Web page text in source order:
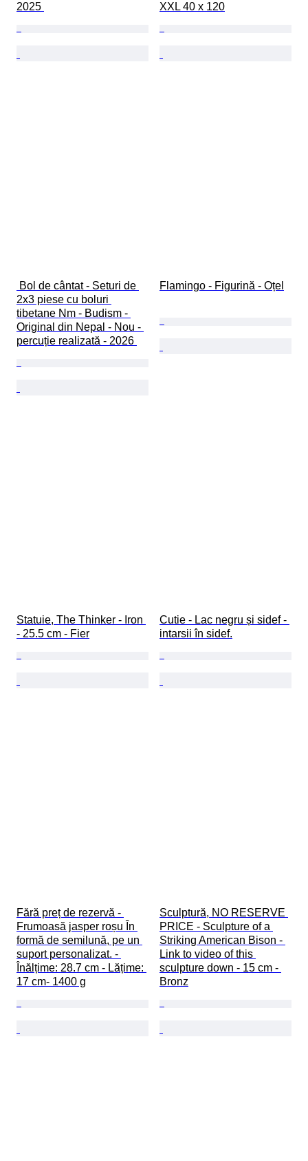
2025
XXL 40 x 120
2x3 piese cu boluri
tibetane Nm - Budism -
Original din Nepal - Nou -
percuție realizată - 2026
Flamingo - Figurină - Oțel
Statuie, The Thinker - Iron
- 25.5 cm - Fier
Cutie - Lac negru și sidef -
intarsii în sidef.
Fără preț de rezervă -
Frumoasă jasper roșu În
formă de semilună, pe un
suport personalizat. -
Înălțime: 28.7 cm - Lățime:
17 cm- 1400 g
Sculptură, NO RESERVE
PRICE - Sculpture of a
Striking American Bison -
Link to video of this
sculpture down - 15 cm -
Bronz